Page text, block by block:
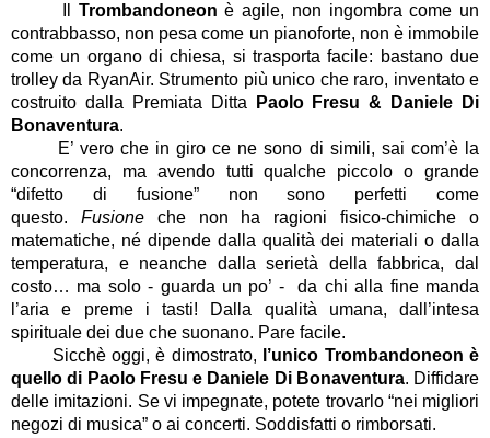
Trombandoneon è agile, non ingombra come un
contrabbasso, non pesa come un pianoforte, non è immobile
come un organo di chiesa, si trasporta facile: bastano due
trolley da RyanAir. Strumento più unico che raro, inventato e
costruito dalla Premiata Ditta
Paolo Fresu & Daniele Di
Bonaventura.
E’ vero che in giro ce ne sono di simili, sai com’è la
concorrenza, ma avendo tutti qualche piccolo o grande
“difetto di fusione” non sono perfetti come
questo. Fusioneche non ha ragioni fisico-chimiche o
matematiche, né dipende dalla qualità dei materiali o dalla
temperatura, e neanche dalla serietà della fabbrica, dal
costo… ma solo - guarda un po’ - da chi alla fine manda
l’aria e preme i tasti! Dalla qualità umana, dall’intesa
spirituale dei due che suonano. Pare facile.
Sicchè oggi, è dimostrato,
l’unico Trombandoneon è
quello di Paolo Fresu e Daniele Di Bonaventura. Diffidare
delle imitazioni. Se vi impegnate, potete trovarlo “nei migliori
negozi di musica” o ai concerti. Soddisfatti o rimborsati.